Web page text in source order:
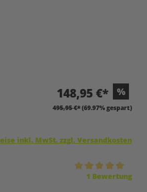
148,95 €* %
495,95 €*(69.97% gespart)
inkl. MwSt. zzgl. Versandkosten
Bewertung von 5 von 5 Sternen
1 Bewertung